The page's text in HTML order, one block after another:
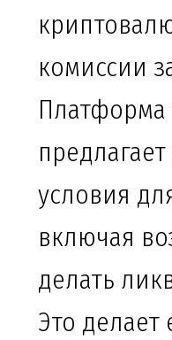
комиссии
Платформа
условия
включая
делать
Это